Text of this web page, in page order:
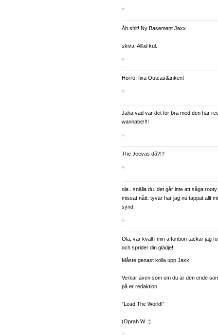
#
Åh shit! Ny Basement Jaxx
skiva! Alltid kul.
#
Hörrö, fixa Outcastlänken!
#
Jaha vad var det för bra med den här
wannabe!!!!
#
The Jeevas då?!?
#
ola.. snälla du. det går inte att såga
missat nått. tyvär har jag nu tappat allt
synd.
#
Ola, var kväll i min aftonbön tackar jag
och sprider din glädje!
Måste genast kolla upp Jaxx!
Verkar även som om du är den ende
på er redaktion.
”Lead The World!”
(Oprah W. :)